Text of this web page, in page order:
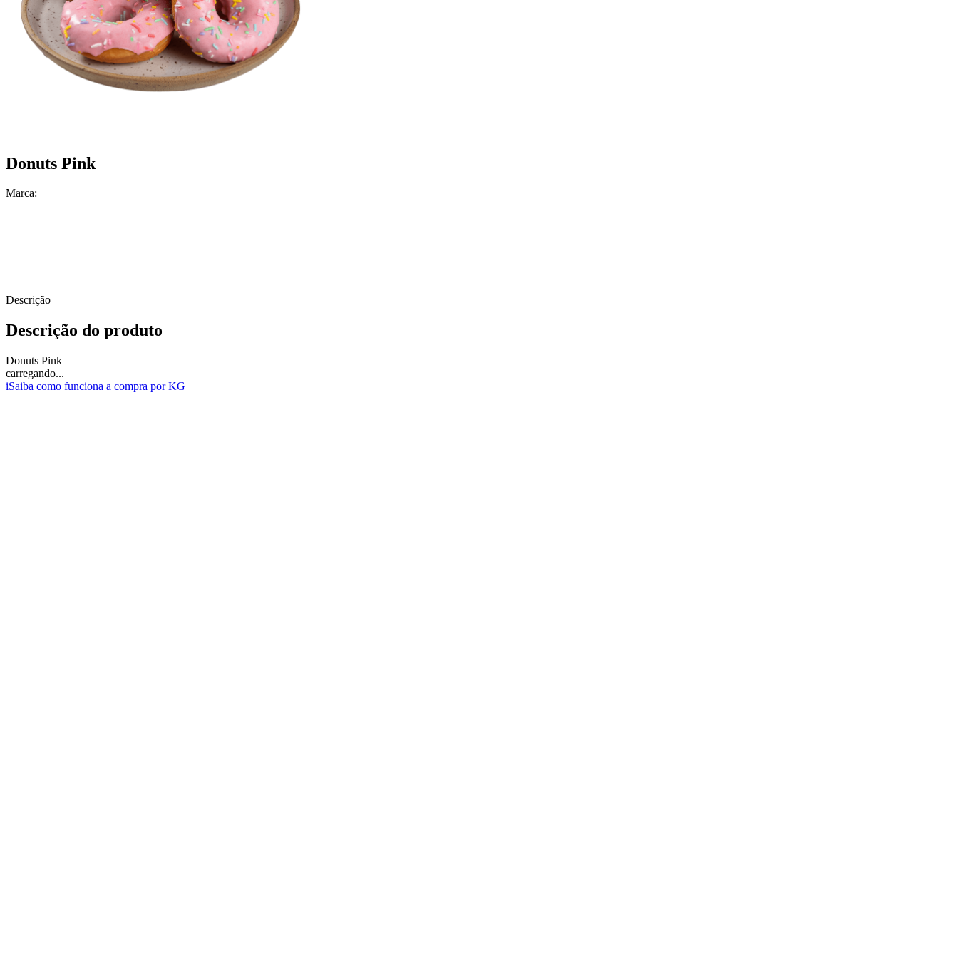
Donuts Pink
Marca:
Descrição
Descrição do produto
Donuts Pink
carregando...
iSaiba como funciona a compra por KG